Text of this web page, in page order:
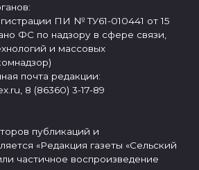
ПИ № ТУ61-010441 от 15
ФС по надзору в сфере связи,
и массовых
почта редакции:
8 (86360) 3-17-89
публикаций и
«Редакция газеты «Сельский
частичное воспроизведение